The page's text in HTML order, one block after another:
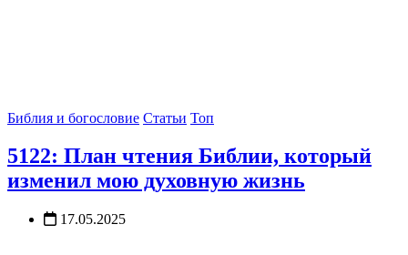
Библия и богословие Статьи Топ
5122: План чтения Библии, который
изменил мою духовную жизнь
17.05.2025